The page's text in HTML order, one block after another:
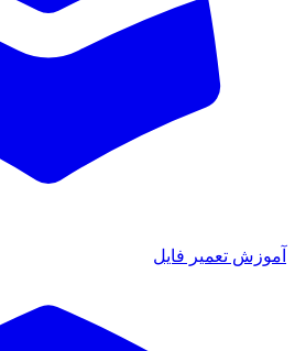
آموزش تعمیر فایل